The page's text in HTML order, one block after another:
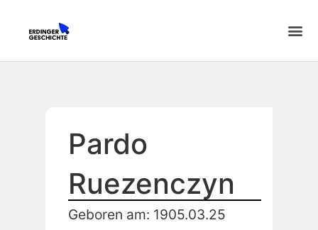
Pardo
Ruezenczyn
Geboren am: 1905.03.25